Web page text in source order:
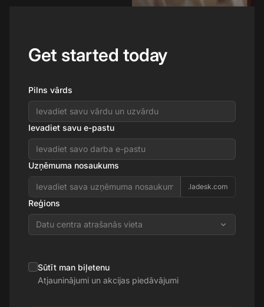
Get started today
Pilns vārds
Ievadiet savu e-pastu
Uzņēmuma nosaukums
.ladesk.com
Reģions
Datu centra atrašanās vieta
Sūtīt man biļetenu
Atjauninājumi un akcijas piedāvājumi